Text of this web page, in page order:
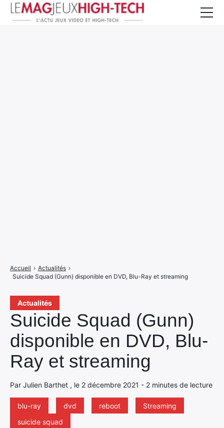
Actualités
Suicide Squad (Gunn)
disponible en DVD, Blu-
Ray et streaming
Par Julien Barthet , le 2 décembre 2021 - 2 minutes de lecture
blu-ray dvd reboot
Streaming
suicide squad
Accueil › Actualités ›
Suicide Squad (Gunn) disponible en DVD, Blu-Ray et streaming